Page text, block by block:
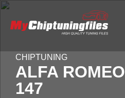
CHIPTUNING
ALFA ROMEO
147